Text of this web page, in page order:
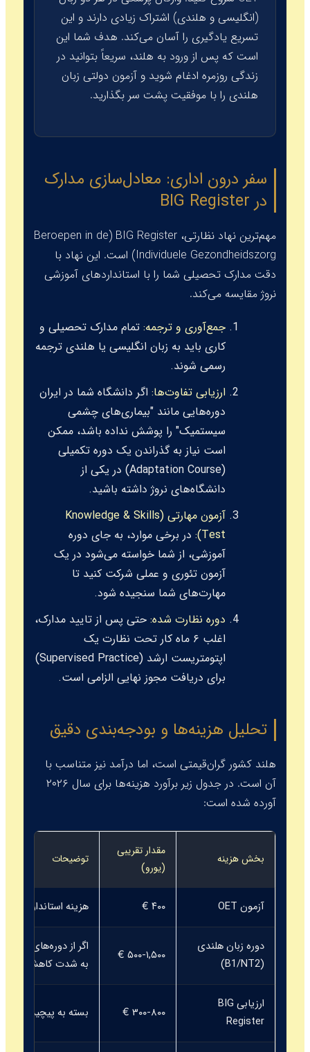
(انگلیسی و هلندی) اشتراک زیادی دارند و این
تسریع یادگیری را آسان می‌کند. هدف شما این
است که پس از ورود به هلند، سریعاً بتوانید در
زندگی روزمره ادغام شوید و آزمون دولتی زبان
هلندی را با موفقیت پشت سر بگذارید.
سفر درون اداری: معادل‌سازی مدارک
در BIG Register
مهم‌ترین نهاد نظارتی، BIG Register
(Beroepen in de
Individuele Gezondheidszorg) است. این نهاد با
دقت مدارک تحصیلی شما را با استانداردهای آموزشی
نروژ مقایسه می‌کند.
جمع‌آوری و ترجمه:تمام مدارک تحصیلی و
کاری باید به زبان انگلیسی یا هلندی ترجمه
رسمی شوند.
ارزیابی تفاوت‌ها:اگر دانشگاه شما در ایران
دوره‌هایی مانند "بیماری‌های چشمی
سیستمیک" را پوشش نداده باشد، ممکن
است نیاز به گذراندن یک دوره تکمیلی
(Adaptation Course) در یکی از
دانشگاه‌های نروژ داشته باشید.
آزمون مهارتی (Knowledge & Skills
Test): در برخی موارد، به جای دوره
آموزشی، از شما خواسته می‌شود در یک
آزمون تئوری و عملی شرکت کنید تا
مهارت‌های شما سنجیده شود.
دوره نظارت شده:حتی پس از تایید مدارک،
اغلب ۶ ماه کار تحت نظارت یک
اپتومتریست ارشد (Supervised Practice
)
برای دریافت مجوز نهایی الزامی است.
تحلیل هزینه‌ها و بودجه‌بندی دقیق
هلند کشور گران‌قیمتی است، اما درآمد نیز متناسب با
آن است. در جدول زیر برآورد هزینه‌ها برای سال ۲۰۲۶
آورده شده است:
بخش هزینه
مقدار تقریبی
(یورو)
توضیحات
آزمون OET ۴۰۰ € هزینه استاندارد آزمون
دوره زبان هلندی
(B1/NT2)
۵۰۰-۱,۵۰۰ €
اگر از دوره‌های دولتی
به شدت کاهش
ارزیابی BIG
Register
۳۰۰-۸۰۰ € بسته به پیچیدگی